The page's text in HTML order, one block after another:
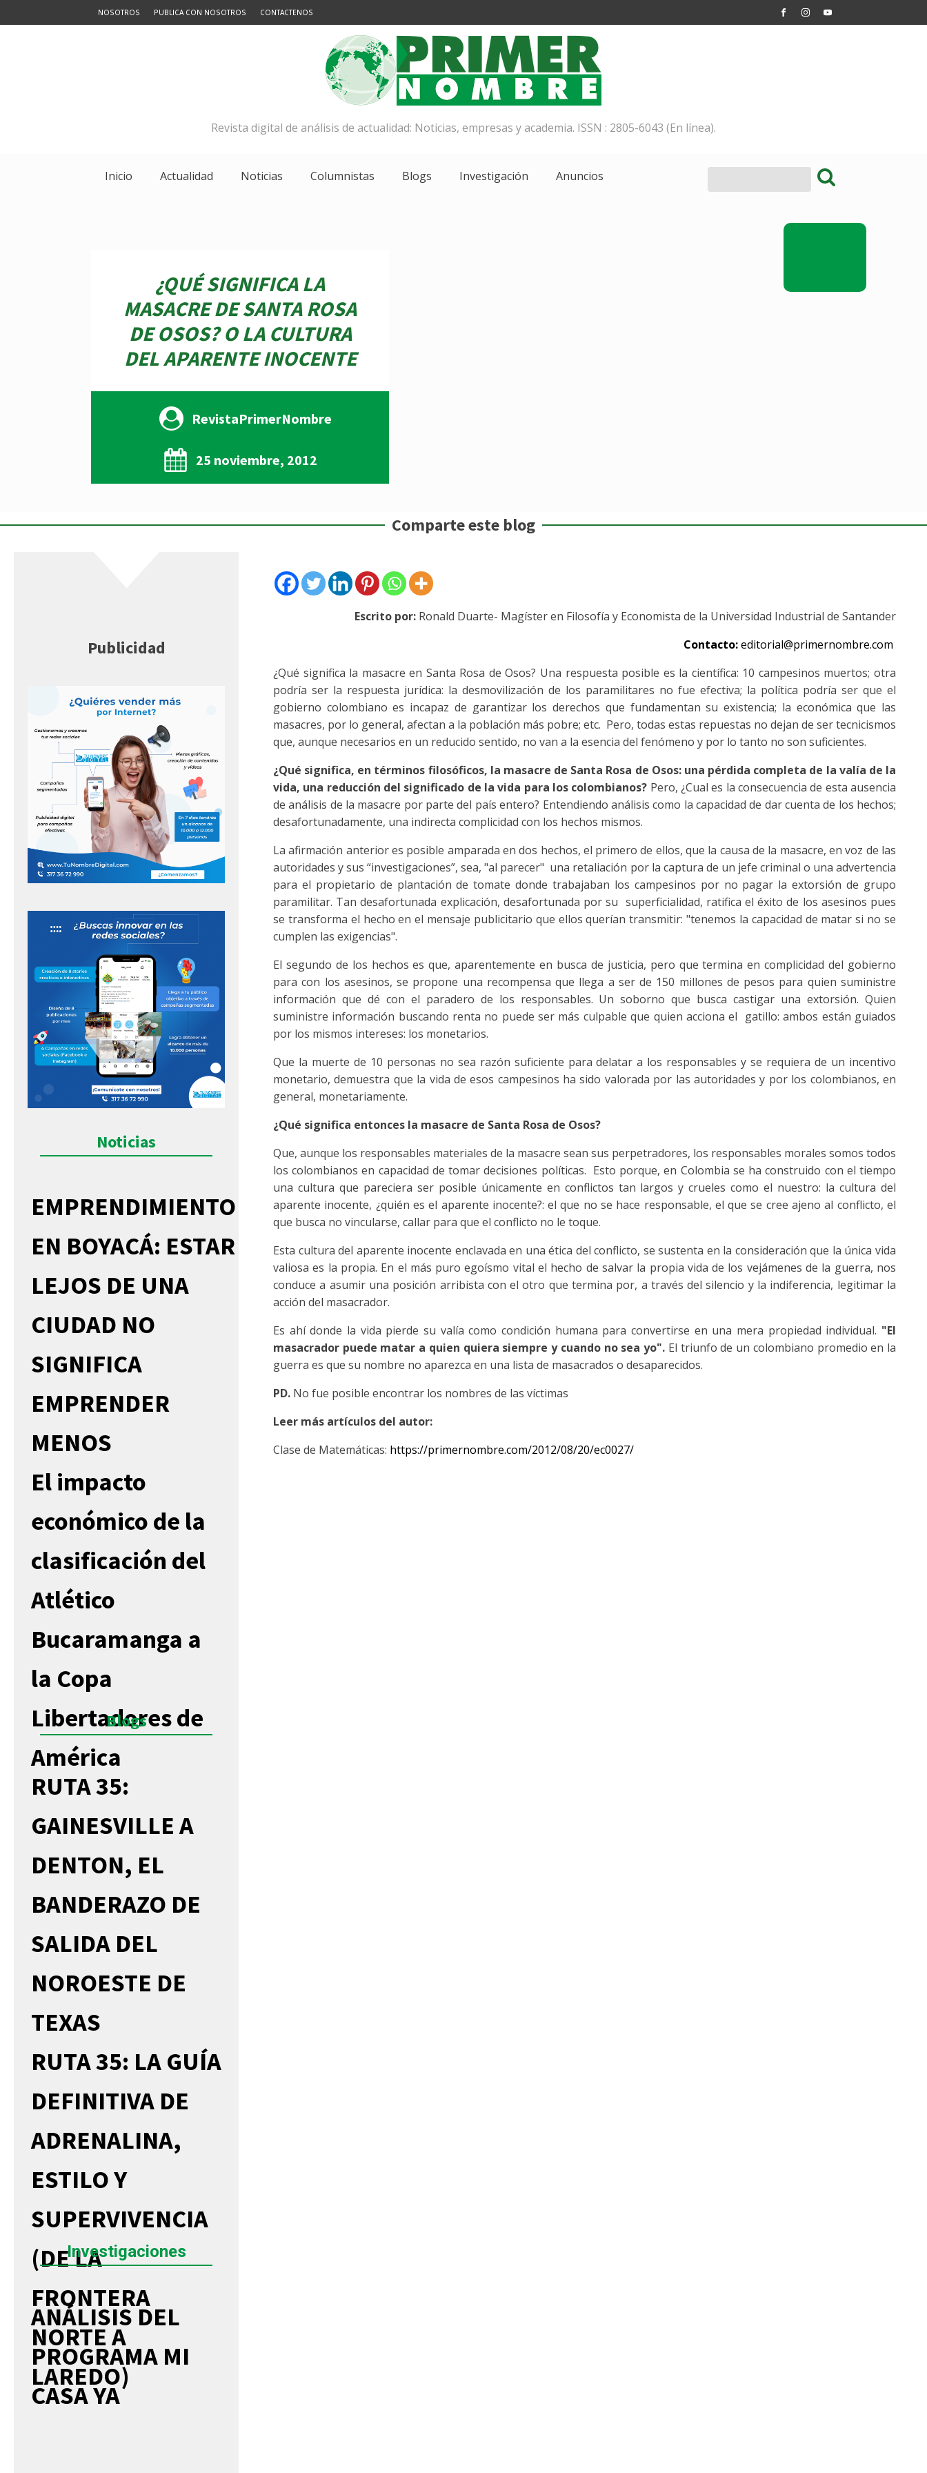
NOSOTROS PUBLICA CON NOSOTROS CONTACTENOS
Revista digital de análisis de actualidad: Noticias, empresas y academia. ISSN : 2805-6043 (En línea).
Inicio Actualidad Noticias Columnistas Blogs Investigación Anuncios
¿QUÉ SIGNIFICA LA
MASACRE DE SANTA ROSA
DE OSOS? O LA CULTURA
DEL APARENTE INOCENTE
RevistaPrimerNombre
25 noviembre, 2012
Comparte este blog
Publicidad
Noticias
EMPRENDIMIENTO
EN BOYACÁ: ESTAR
LEJOS DE UNA
CIUDAD NO
SIGNIFICA
EMPRENDER
MENOS
El impacto
económico de la
clasificación del
Atlético
Bucaramanga a
la Copa
Libertadores de
América
Blogs
RUTA 35:
GAINESVILLE A
DENTON, EL
BANDERAZO DE
SALIDA DEL
NOROESTE DE
TEXAS
RUTA 35: LA GUÍA
DEFINITIVA DE
ADRENALINA,
ESTILO Y
SUPERVIVENCIA
(DE LA
FRONTERA
NORTE A
LAREDO)
Investigaciones
ANÁLISIS DEL
PROGRAMA MI
CASA YA
Escrito por: Ronald Duarte- Magíster en Filosofía y Economista de la Universidad Industrial de Santander
Contacto:editorial@primernombre.com
¿Qué significa la masacre en Santa Rosa de Osos? Una respuesta posible es la científica: 10 campesinos muertos; otra
podría ser la respuesta jurídica: la desmovilización de los paramilitares no fue efectiva; la política podría ser que el
gobierno colombiano es incapaz de garantizar los derechos que fundamentan su existencia; la económica que las
masacres, por lo general, afectan a la población más pobre; etc. Pero, todas estas repuestas no dejan de ser tecnicismos
que, aunque necesarios en un reducido sentido, no van a la esencia del fenómeno y por lo tanto no son suficientes.
¿Qué significa, en términos filosóficos, la masacre de Santa Rosa de Osos: una pérdida completa de la valía de la
vida, una reducción del significado de la vida para los colombianos? Pero, ¿Cual es la consecuencia de esta ausencia
de análisis de la masacre por parte del país entero? Entendiendo análisis como la capacidad de dar cuenta de los hechos;
desafortunadamente, una indirecta complicidad con los hechos mismos.
La afirmación anterior es posible amparada en dos hechos, el primero de ellos, que la causa de la masacre, en voz de las
autoridades y sus “investigaciones”, sea, "al parecer" una retaliación por la captura de un jefe criminal o una advertencia
para el propietario de plantación de tomate donde trabajaban los campesinos por no pagar la extorsión de grupo
paramilitar. Tan desafortunada explicación, desafortunada por su superficialidad, ratifica el éxito de los asesinos pues
se transforma el hecho en el mensaje publicitario que ellos querían transmitir: "tenemos la capacidad de matar si no se
cumplen las exigencias".
El segundo de los hechos es que, aparentemente en busca de justicia, pero que termina en complicidad del gobierno
para con los asesinos, se propone una recompensa que llega a ser de 150 millones de pesos para quien suministre
información que dé con el paradero de los responsables. Un soborno que busca castigar una extorsión. Quien
suministre información buscando renta no puede ser más culpable que quien acciona el gatillo: ambos están guiados
por los mismos intereses: los monetarios.
Que la muerte de 10 personas no sea razón suficiente para delatar a los responsables y se requiera de un incentivo
monetario, demuestra que la vida de esos campesinos ha sido valorada por las autoridades y por los colombianos, en
general, monetariamente.
¿Qué significa entonces la masacre de Santa Rosa de Osos?
Que, aunque los responsables materiales de la masacre sean sus perpetradores, los responsables morales somos todos
los colombianos en capacidad de tomar decisiones políticas. Esto porque, en Colombia se ha construido con el tiempo
una cultura que pareciera ser posible únicamente en conflictos tan largos y crueles como el nuestro: la cultura del
aparente inocente, ¿quién es el aparente inocente?: el que no se hace responsable, el que se cree ajeno al conflicto, el
que busca no vincularse, callar para que el conflicto no le toque.
Esta cultura del aparente inocente enclavada en una ética del conflicto, se sustenta en la consideración que la única vida
valiosa es la propia. En el más puro egoísmo vital el hecho de salvar la propia vida de los vejámenes de la guerra, nos
conduce a asumir una posición arribista con el otro que termina por, a través del silencio y la indiferencia, legitimar la
acción del masacrador.
Es ahí donde la vida pierde su valía como condición humana para convertirse en una mera propiedad individual. "El
masacrador puede matar a quien quiera siempre y cuando no sea yo". El triunfo de un colombiano promedio en la
guerra es que su nombre no aparezca en una lista de masacrados o desaparecidos.
PD. No fue posible encontrar los nombres de las víctimas
Leer más artículos del autor:
Clase de Matemáticas: https://primernombre.com/2012/08/20/ec0027/